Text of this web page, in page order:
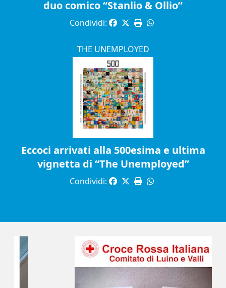
duo comico “Stanlio & Ollio”
Condividi:
THE UNEMPLOYED
Eccoci arrivati alla 500esima e ultima
vignetta di “The Unemployed”
Condividi: